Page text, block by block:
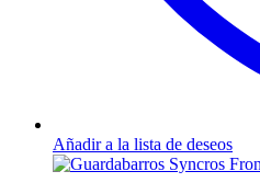
Añadir a la lista de deseos